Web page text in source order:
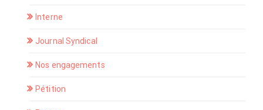
Interne
Journal Syndical
Nos engagements
Pétition